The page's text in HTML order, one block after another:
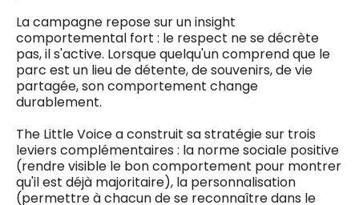
La campagne repose sur un insight
comportemental fort : le respect ne se décrète
pas, il s'active. Lorsque quelqu'un comprend que le
parc est un lieu de détente, de souvenirs, de vie
partagée, son comportement change
durablement.
The Little Voice a construit sa stratégie sur trois
leviers complémentaires : la norme sociale positive
(rendre visible le bon comportement pour montrer
qu'il est déjà majoritaire), la personnalisation
(permettre à chacun de se reconnaître dans le
Chief Editor
Griet Byl
0475 97 12 57
g.byl@mm.be
Damien Lemaire
0477 37 31 65
d.lemaire@mm.be
NOTRE CONTENU DIGITAL :
Daily
Freemium
access
5 x week
1 x week
MM Tech
10 x year
MM Best of
Research
10 x year
MM Blue